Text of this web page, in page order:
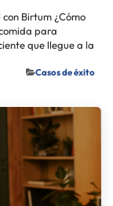
Birtum ¿Cómo
para
que llegue a la
​Casos de éxito